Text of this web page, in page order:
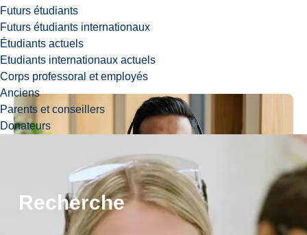
Futurs étudiants
Futurs étudiants internationaux
Étudiants actuels
Etudiants internationaux actuels
Corps professoral et employés
Anciens
Parents et conseillers
Donateurs
Recherche